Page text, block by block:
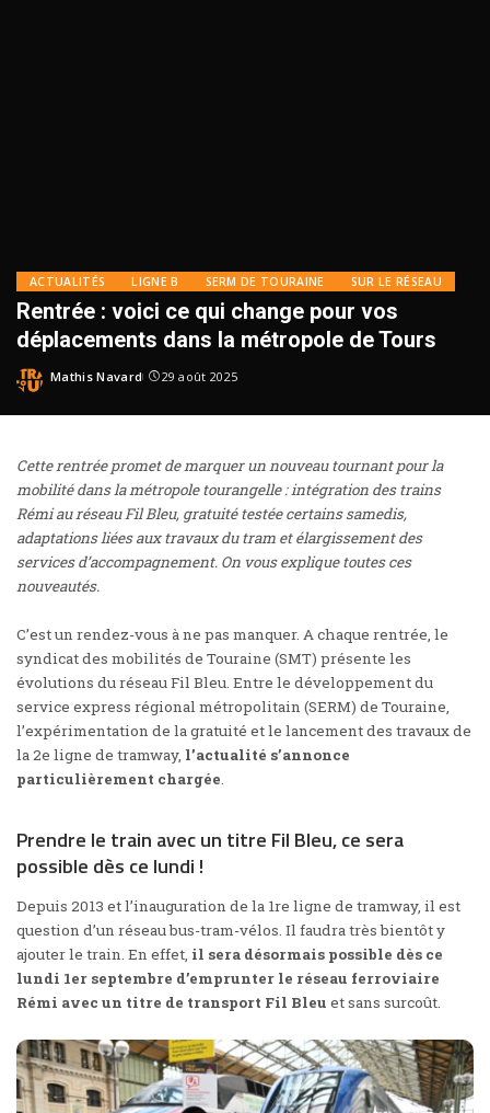
ACTUALITÉS LIGNE B SERM DE TOURAINE SUR LE RÉSEAU
Rentrée : voici ce qui change pour vos
déplacements dans la métropole de Tours
Mathis Navard 29 août 2025
Cette rentrée promet de marquer un nouveau tournant pour la
mobilité dans la métropole tourangelle : intégration des trains
Rémi au réseau Fil Bleu, gratuité testée certains samedis,
adaptations liées aux travaux du tram et élargissement des
services d’accompagnement. On vous explique toutes ces
nouveautés.
C’est un rendez-vous à ne pas manquer. A chaque rentrée, le
syndicat des mobilités de Touraine (SMT) présente les
évolutions du réseau Fil Bleu. Entre le développement du
service express régional métropolitain (SERM) de Touraine,
l’expérimentation de la gratuité et le lancement des travaux de
la 2e ligne de tramway, l’actualité s’annonce
particulièrement chargée.
Prendre le train avec un titre Fil Bleu, ce sera
possible dès ce lundi !
Depuis 2013 et l’inauguration de la 1re ligne de tramway, il est
question d’un réseau bus-tram-vélos. Il faudra très bientôt y
ajouter le train. En effet, il sera désormais possible dès ce
lundi 1er septembre d’emprunter le réseau ferroviaire
Rémi avec un titre de transport Fil Bleu et sans surcoût.